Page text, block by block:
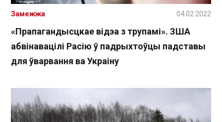
«Прапагандысцкае відэа з трупамі». ЗША
абвінавацілі Расію ў падрыхтоўцы падставы
для ўварвання ва Украіну
Замежжа 04.02.2022